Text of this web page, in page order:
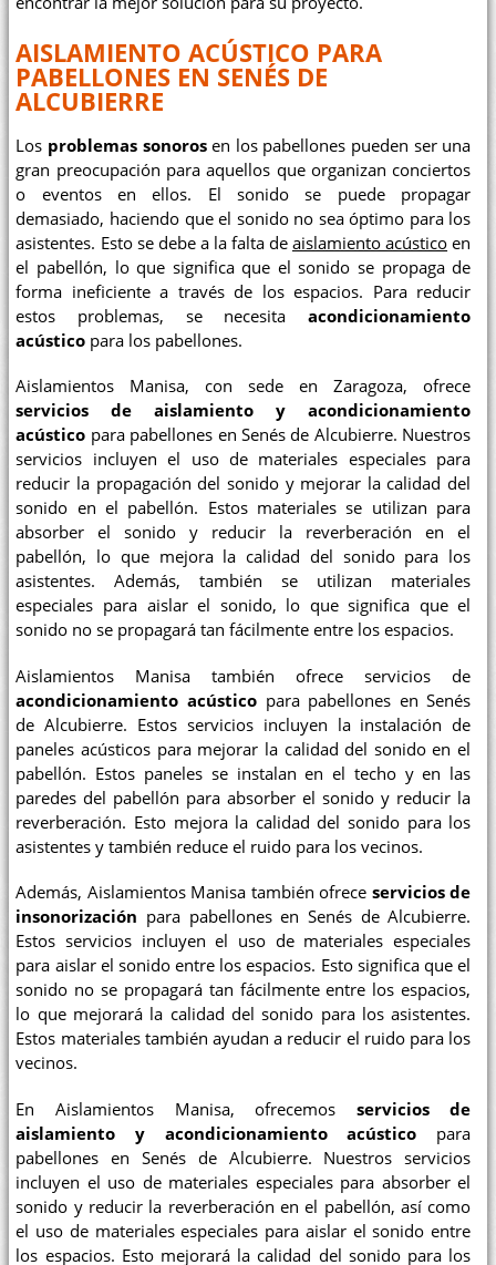
AISLAMIENTO ACÚSTICO PARA
PABELLONES EN SENÉS DE
ALCUBIERRE
Los problemas sonorosen los pabellones pueden ser una
gran preocupación para aquellos que organizan conciertos
o eventos en ellos. El sonido se puede propagar
demasiado, haciendo que el sonido no sea óptimo para los
asistentes. Esto se debe a la falta de aislamiento acústico en
el pabellón, lo que significa que el sonido se propaga de
forma ineficiente a través de los espacios. Para reducir
estos problemas, se necesitaacondicionamiento
acústico para los pabellones.
Aislamientos Manisa, con sede en Zaragoza, ofrece
servicios de aislamiento y acondicionamiento
acústico para pabellones en Senés de Alcubierre. Nuestros
servicios incluyen el uso de materiales especiales para
reducir la propagación del sonido y mejorar la calidad del
sonido en el pabellón. Estos materiales se utilizan para
absorber el sonido y reducir la reverberación en el
pabellón, lo que mejora la calidad del sonido para los
asistentes. Además, también se utilizan materiales
especiales para aislar el sonido, lo que significa que el
sonido no se propagará tan fácilmente entre los espacios.
Aislamientos Manisa también ofrece servicios de
acondicionamiento acústico para pabellones en Senés
de Alcubierre. Estos servicios incluyen la instalación de
paneles acústicos para mejorar la calidad del sonido en el
pabellón. Estos paneles se instalan en el techo y en las
paredes del pabellón para absorber el sonido y reducir la
reverberación. Esto mejora la calidad del sonido para los
asistentes y también reduce el ruido para los vecinos.
Además, Aislamientos Manisa también ofrece servicios de
insonorización para pabellones en Senés de Alcubierre.
Estos servicios incluyen el uso de materiales especiales
para aislar el sonido entre los espacios. Esto significa que el
sonido no se propagará tan fácilmente entre los espacios,
lo que mejorará la calidad del sonido para los asistentes.
Estos materiales también ayudan a reducir el ruido para los
vecinos.
En Aislamientos Manisa, ofrecemos servicios de
aislamiento y acondicionamiento acústico para
pabellones en Senés de Alcubierre. Nuestros servicios
incluyen el uso de materiales especiales para absorber el
sonido y reducir la reverberación en el pabellón, así como
el uso de materiales especiales para aislar el sonido entre
los espacios. Esto mejorará la calidad del sonido para los